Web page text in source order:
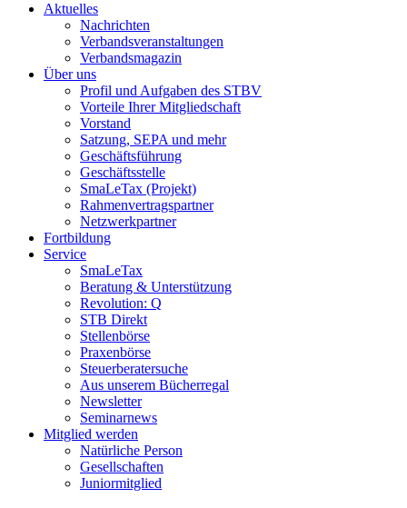
Aktuelles
Nachrichten
Verbandsveranstaltungen
Verbandsmagazin
Über uns
Profil und Aufgaben des STBV
Vorteile Ihrer Mitgliedschaft
Vorstand
Satzung, SEPA und mehr
Geschäftsführung
Geschäftsstelle
SmaLeTax (Projekt)
Rahmenvertragspartner
Netzwerkpartner
Fortbildung
Service
SmaLeTax
Beratung & Unterstützung
Revolution: Q
STB Direkt
Stellenbörse
Praxenbörse
Steuerberatersuche
Aus unserem Bücherregal
Newsletter
Seminarnews
Mitglied werden
Natürliche Person
Gesellschaften
Juniormitglied